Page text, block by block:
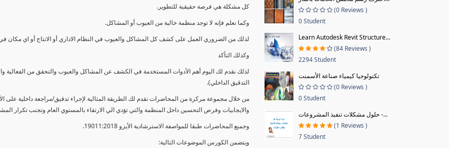
كل مشكلة هي فرصة حقيقية للتطوير.
وكما نعلم فإنه لا توجد منظمة خالية من العيوب أو المشاكل.
لذلك من الضروري العمل على كشف كل المشاكل والعيوب في النظام الاداري أو الانتاج أو اي مكان
وكذلك التأكد
لذلك نقدم لك اليوم أهم الأدوات المستخدمة في الكشف عن المشاكل والعيوب والتحقق من الفعالية
التدقيق الداخلي).
من خلال مجموعة مركزة من المحاضرات نقدم لك الطريقة المثالية لإجراء تدقيق/مراجعة داخلية على
والايجابيات وفرص التحسين داخل المنظمة والتي تؤدي الي الارتقاء بالمستوي العام وتجنب تكرار
وجميع المحاضرات طبقا للمواصفة الاسترشادية الأيزو 19011:2018.
ويتضمن الكورس الموضوعات التالية:
(0 Reviews )
0 Student
Learn Autodesk Revit Structure...
(84 Reviews )
2294 Student
تكنولوجيا كيمياء صناعة الأسمنت
(0 Reviews )
0 Student
حلول مشكلات تنفيذ المشروعات -...
(1 Reviews )
7 Student